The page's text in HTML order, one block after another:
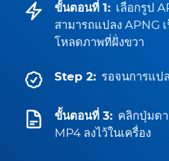
ขั้นตอนที่ 1: เลือกรูป
สามารถแปลง APNG
โหลดภาพที่ฝั่งขวา
Step 2: รอจนการแป
ขั้นตอนที่ 3: คลิกปุ่มด
MP4 ลงไว้ในเครื่อง